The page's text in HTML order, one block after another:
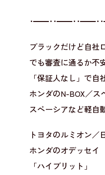
･━━･･━━･･━━･
ブラックだけど自社
でも審査に通るか不
「保証人なし」で
ホンダのN-BOX／ス
スペーシアなど軽自
トヨタのルミオン／
ホンダのオデッセイ
「ハイブリット」